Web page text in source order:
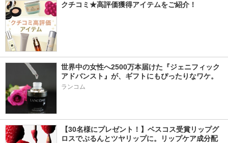
クチコミ★高評価獲得アイテムをご紹介！
世界中の女性へ2500万本届けた『ジェニフィック
アドバンスト』が、ギフトにもぴったりなワケ。
ランコム
【30名様にプレゼント！】ベスコス受賞リップグ
ロスでぷるんとツヤリップに。リップケア成分配